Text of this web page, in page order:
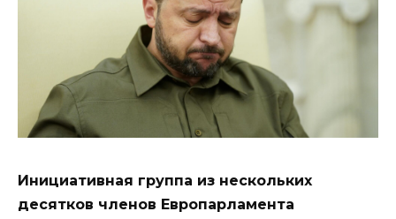
Инициативная группа из нескольких
десятков членов Европарламента